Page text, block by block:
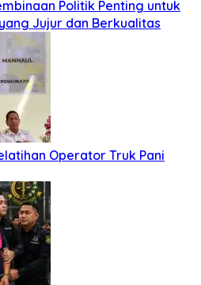
Politik Penting untuk
Jujur dan Berkualitas
Operator Truk Pani